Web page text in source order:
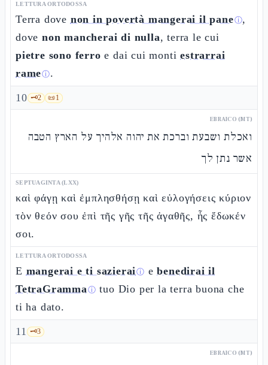
LETTURA ORTODOSSA
Terra dove non in povertà mangerai il paneⓘ,
dove non mancherai di nulla, terra le cui
pietre sono ferro e dai cui montiestrarrai
rameⓘ.
10 🗝️2 📜1
EBRAICO (MT)
ואכלת ושבעת וברכת את יהוה אלהיך על הארץ הטבה
אשר נתן לך
SEPTUAGINTA (LXX)
καὶ φάγῃ καὶ ἐμπλησθήσῃ καὶ εὐλογήσεις κύριον
τὸν θεόν σου ἐπὶ τῆς γῆς τῆς ἀγαθῆς, ἧς ἔδωκέν
σοι.
LETTURA ORTODOSSA
E mangerai e ti sazieraiⓘ ebenedirai il
TetraGrammaⓘ tuo Dio per la terra buona che
ti ha dato.
11 🗝️3
EBRAICO (MT)